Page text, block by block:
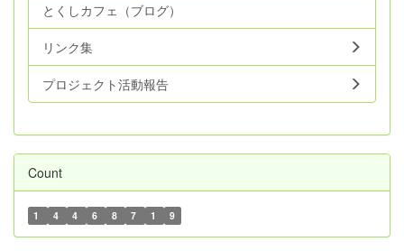
とくしカフェ（ブログ）
リンク集
プロジェクト活動報告
Count
1 4 4 6 8 7 1 9